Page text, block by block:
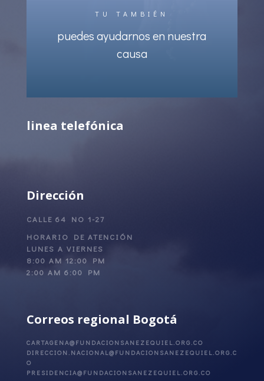
TU TAMBIÉN
puedes ayudarnos en nuestra
causa
linea telefónica
Dirección
CALLE 64 NO 1-27
HORARIO DE ATENCIÓN
LUNES A VIERNES
8:00 AM 12:00 PM
2:00 AM 6:00 PM
Correos regional Bogotá
CARTAGENA@FUNDACIONSANEZEQUIEL.ORG.CO
DIRECCION.NACIONAL@FUNDACIONSANEZEQUIEL.ORG.C
O
PRESIDENCIA@FUNDACIONSANEZEQUIEL.ORG.CO